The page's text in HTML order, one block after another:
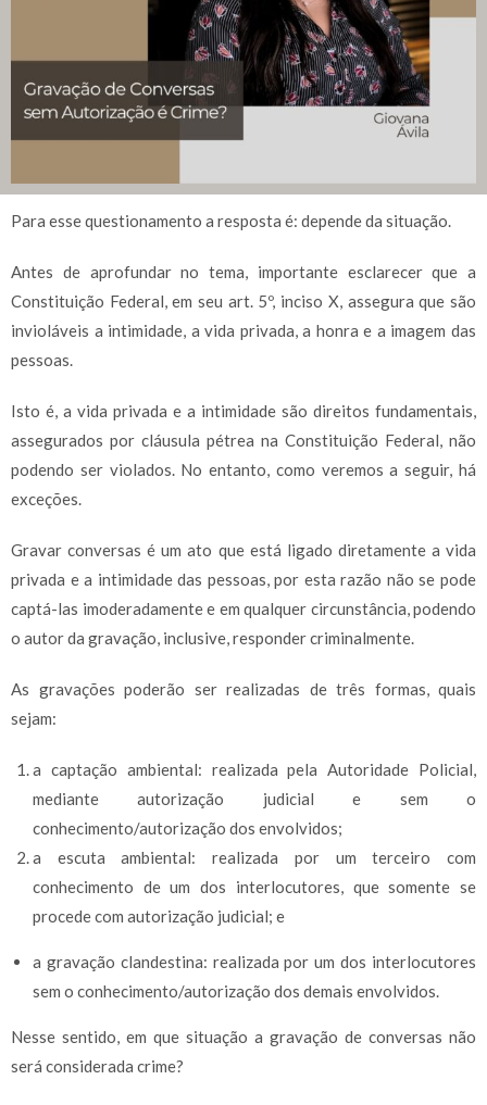
Para esse questionamento a resposta é: depende da situação.
Antes de aprofundar no tema, importante esclarecer que a
Constituição Federal, em seu art. 5º, inciso X, assegura que são
invioláveis a intimidade, a vida privada, a honra e a imagem das
pessoas.
Isto é, a vida privada e a intimidade são direitos fundamentais,
assegurados por cláusula pétrea na Constituição Federal, não
podendo ser violados. No entanto, como veremos a seguir, há
exceções.
Gravar conversas é um ato que está ligado diretamente a vida
privada e a intimidade das pessoas, por esta razão não se pode
captá-las imoderadamente e em qualquer circunstância, podendo
o autor da gravação, inclusive, responder criminalmente.
As gravações poderão ser realizadas de três formas, quais
sejam:
a captação ambiental: realizada pela Autoridade Policial,
mediante autorização judicial e sem o
conhecimento/autorização dos envolvidos;
a escuta ambiental: realizada por um terceiro com
conhecimento de um dos interlocutores, que somente se
procede com autorização judicial; e
a gravação clandestina: realizada por um dos interlocutores
sem o conhecimento/autorização dos demais envolvidos.
Nesse sentido, em que situação a gravação de conversas não
será considerada crime?